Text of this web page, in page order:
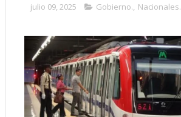
julio 09, 2025 Gobierno., Nacionales.